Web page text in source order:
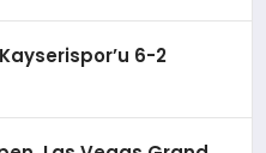
6-2